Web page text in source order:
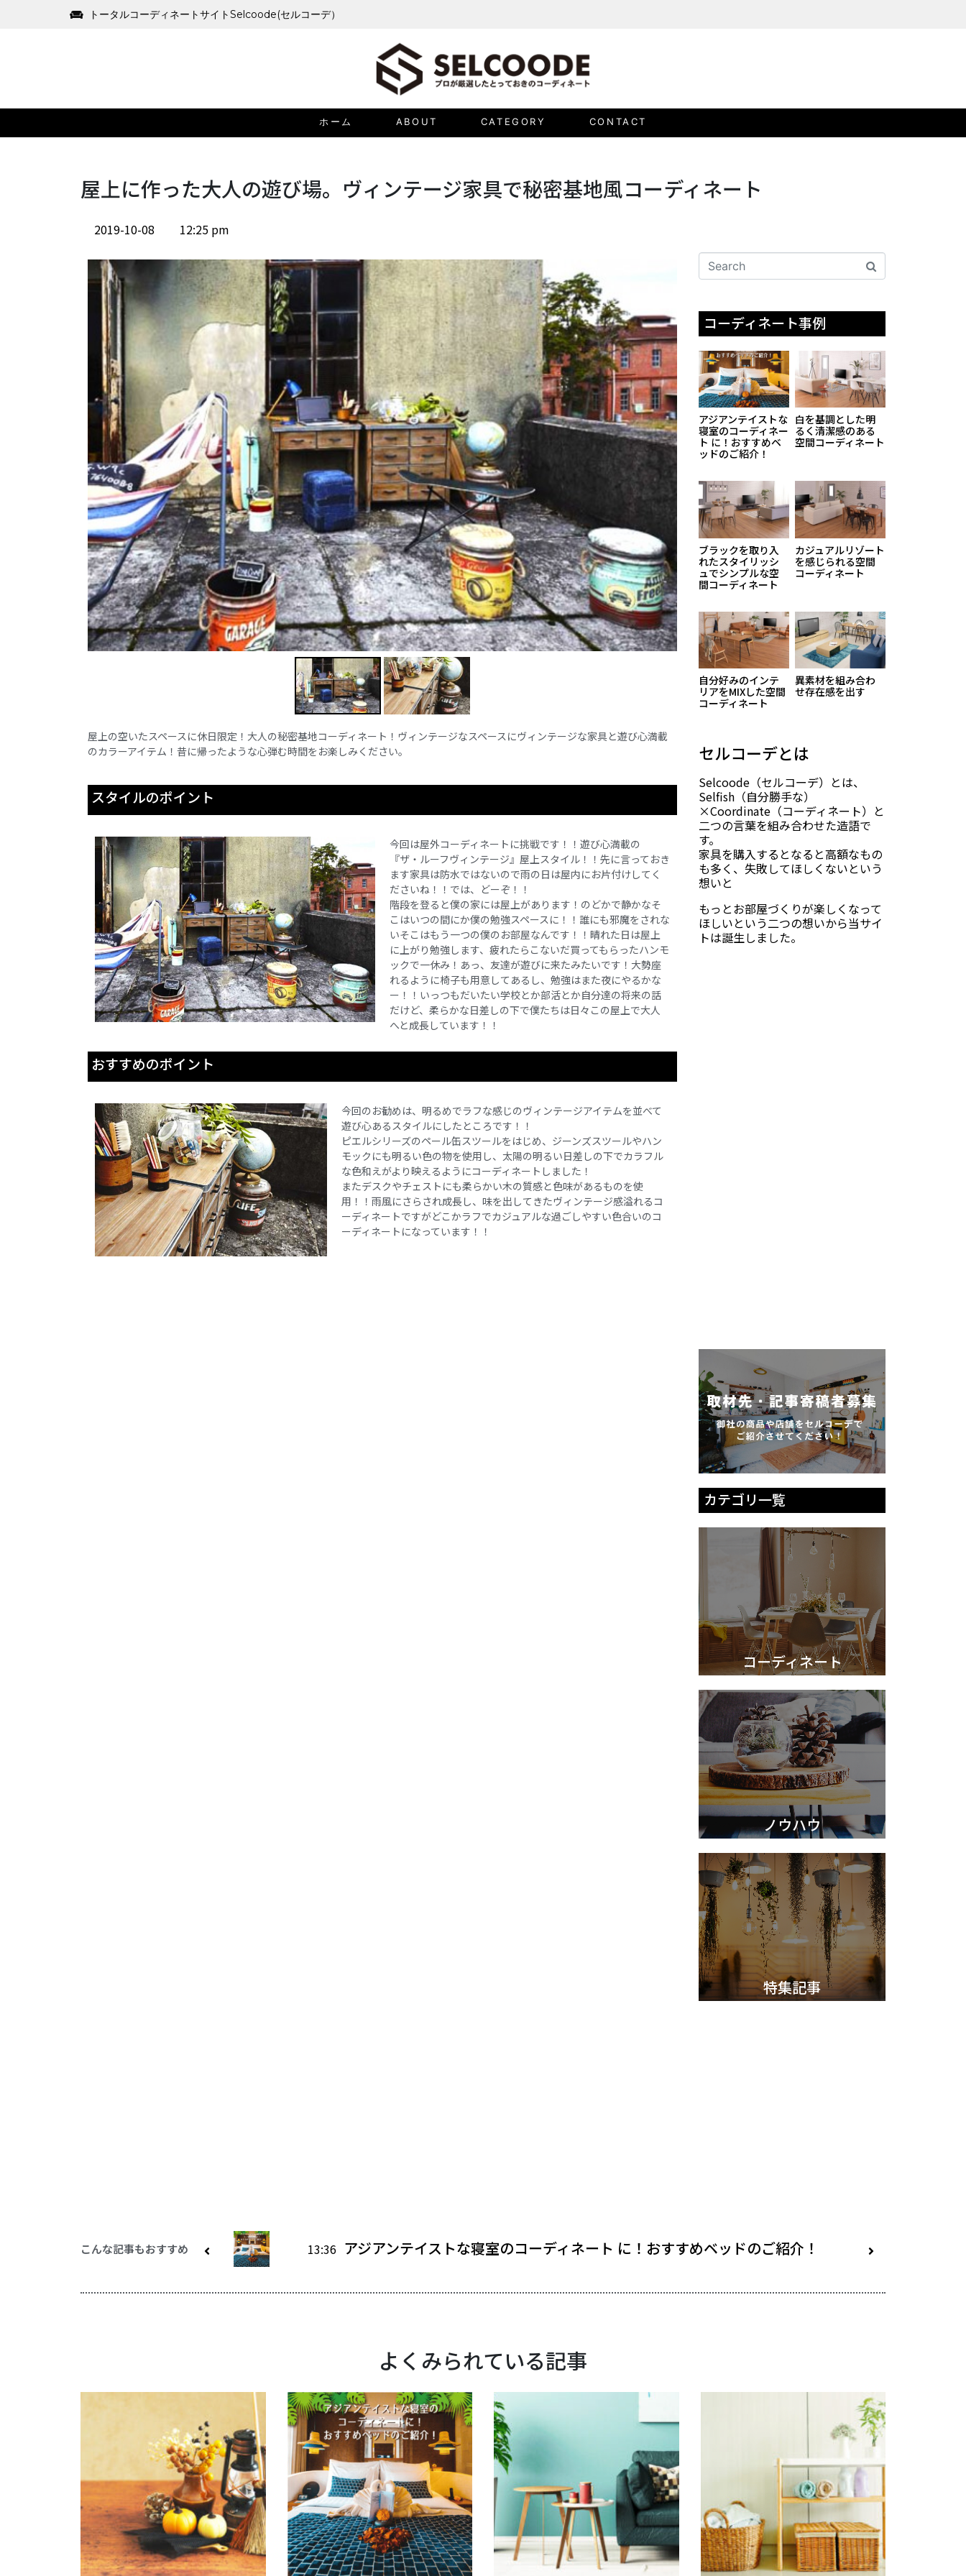
トータルコーディネートサイトSelcoode(セルコーデ）
ホーム ABOUT CATEGORY CONTACT
屋上に作った大人の遊び場。ヴィンテージ家具で秘密基地風コーディネート
2019-10-08 12:25 pm
屋上の空いたスペースに休日限定！大人の秘密基地コーディネート！ヴィンテージなスペースにヴィンテージな家具と遊び心満載
のカラーアイテム！昔に帰ったような心弾む時間をお楽しみください。
スタイルのポイント
今回は屋外コーディネートに挑戦です！！遊び心満載の
『ザ・ルーフヴィンテージ』屋上スタイル！！先に言っておき
ます家具は防水ではないので雨の日は屋内にお片付けしてく
ださいね！！では、どーぞ！！
階段を登ると僕の家には屋上があります！のどかで静かなそ
こはいつの間にか僕の勉強スペースに！！誰にも邪魔をされな
いそこはもう一つの僕のお部屋なんです！！晴れた日は屋上
に上がり勉強します、疲れたらこないだ買ってもらったハンモ
ックで一休み！あっ、友達が遊びに来たみたいです！大勢座
れるように椅子も用意してあるし、勉強はまた夜にやるかな
ー！！いっつもだいたい学校とか部活とか自分達の将来の話
だけど、柔らかな日差しの下で僕たちは日々この屋上で大人
へと成長しています！！
おすすめのポイント
今回のお勧めは、明るめでラフな感じのヴィンテージアイテムを並べて
遊び心あるスタイルにしたところです！！
ピエルシリーズのペール缶スツールをはじめ、ジーンズスツールやハン
モックにも明るい色の物を使用し、太陽の明るい日差しの下でカラフル
な色和えがより映えるようにコーディネートしました！
またデスクやチェストにも柔らかい木の質感と色味があるものを使
用！！雨風にさらされ成長し、味を出してきたヴィンテージ感溢れるコ
ーディネートですがどこかラフでカジュアルな過ごしやすい色合いのコ
ーディネートになっています！！
コーディネート事例
アジアンテイストな
寝室のコーディネー
ト に！おすすめベ
ッドのご紹介！
白を基調とした明
るく清潔感のある
空間コーディネート
ブラックを取り入
れたスタイリッシ
ュでシンプルな空
間コーディネート
カジュアルリゾート
を感じられる空間
コーディネート
自分好みのインテ
リアをMIXした空間
コーディネート
異素材を組み合わ
せ存在感を出す
セルコーデとは
Selcoode（セルコーデ）とは、
Selfish（自分勝手な）
×Coordinate（コーディネート）と
二つの言葉を組み合わせた造語で
す。
家具を購入するとなると高額なもの
も多く、失敗してほしくないという
想いと
もっとお部屋づくりが楽しくなって
ほしいという二つの想いから当サイ
トは誕生しました。
カテゴリ一覧
コーディネート
ノウハウ
特集記事
こんな記事もおすすめ 13:36 アジアンテイストな寝室のコーディネート に！おすすめベッドのご紹介！
使い方に合わせたサイドテーブルのおすすめな選び方のご紹介！
便利な収納グッズを使って、お部屋をいつもきれいに保つコツをご紹介！
ホテルライクなリビングにするインテリアテクニックのご紹介！！
お部屋の雰囲気作りのポイントはインテリア照明の選び方で決まる！
お部屋の雰囲気をガラッと変える間接照明のレイアウト特集！！
カーペットにこだわってワンランク上の部屋に！選び方のポイントをご紹介！
心も体もリラックス♪癒し効果のあるインテリアの選び方をご紹介！
中学生にピッタリ！勉強に集中できる一人部屋のレイアウトポイント
よくみられている記事